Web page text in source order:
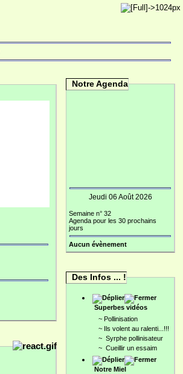
Notre Agenda
Jeudi 06 Août 2026
Semaine n° 32
Agenda pour les 30 prochains
jours
Aucun évènement
Des Infos ... !
Superbes vidéos
~ Pollinisation
~ Ils volent au ralenti...!!!
~ Syrphe pollinisateur
~ Cueillir un essaim
Notre Miel